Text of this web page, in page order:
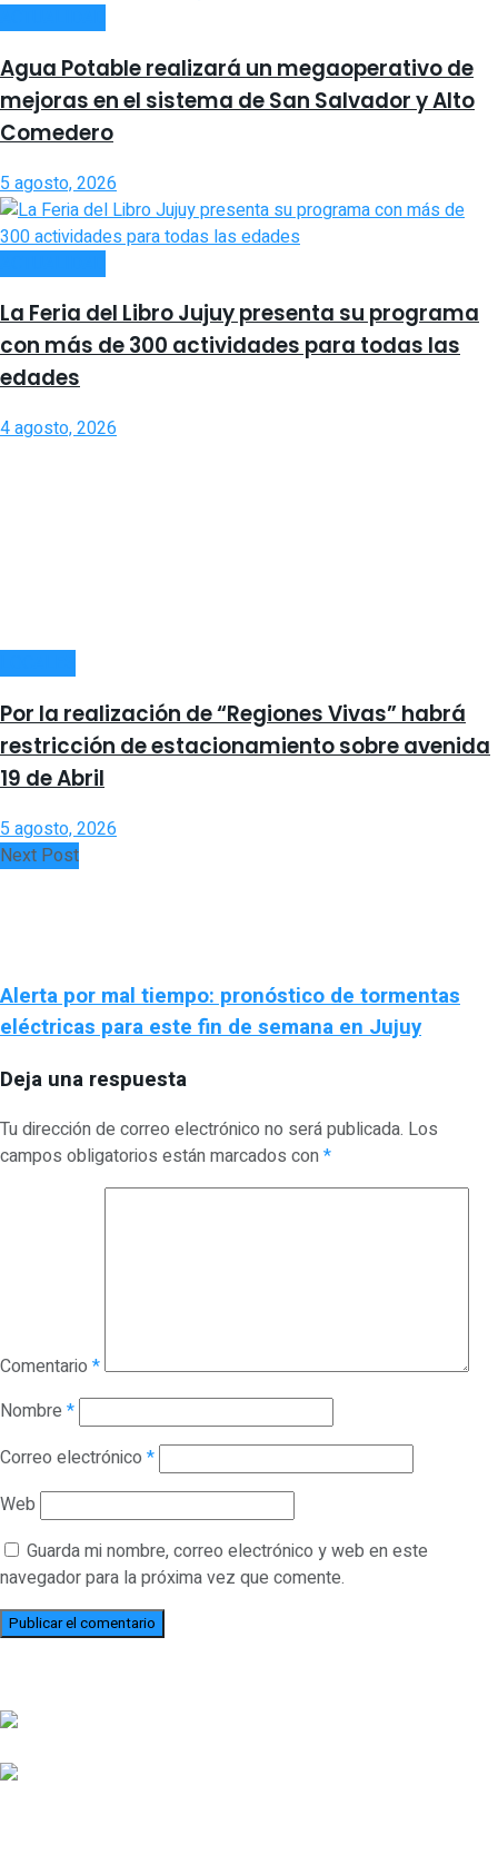
Agua Potable realizará un megaoperativo de
mejoras en el sistema de San Salvador y Alto
Comedero
5 agosto, 2026
La Feria del Libro Jujuy presenta su programa
con más de 300 actividades para todas las
edades
4 agosto, 2026
Por la realización de “Regiones Vivas” habrá
restricción de estacionamiento sobre avenida
19 de Abril
5 agosto, 2026
Next Post
Alerta por mal tiempo: pronóstico de tormentas
eléctricas para este fin de semana en Jujuy
Deja una respuesta
Tu dirección de correo electrónico no será publicada. Los
campos obligatorios están marcados con*
Comentario *
Nombre *
Correo electrónico *
Web
Guarda mi nombre, correo electrónico y web en este
navegador para la próxima vez que comente.